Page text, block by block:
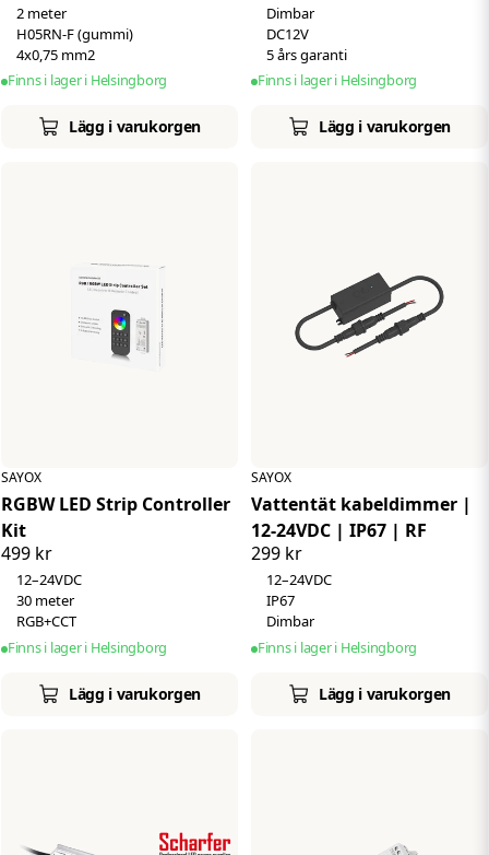
2 meter
H05RN-F (gummi)
4x0,75 mm2
Finns i lager i Helsingborg
Lägg i varukorgen
Dimbar
DC12V
5 års garanti
Finns i lager i Helsingborg
Lägg i varukorgen
SAYOX
RGBW LED Strip Controller
Kit
499 kr
12–24VDC
30 meter
RGB+CCT
Finns i lager i Helsingborg
Lägg i varukorgen
SAYOX
Vattentät kabeldimmer |
12-24VDC | IP67 | RF
299 kr
12–24VDC
IP67
Dimbar
Finns i lager i Helsingborg
Lägg i varukorgen